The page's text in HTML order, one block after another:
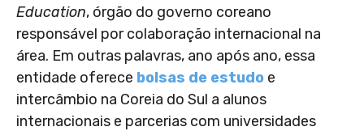
Education, órgão do governo coreano
responsável por colaboração internacional na
área. Em outras palavras, ano após ano, essa
entidade oferece bolsas de estudo e
intercâmbio na Coreia do Sul a alunos
internacionais e parcerias com universidades